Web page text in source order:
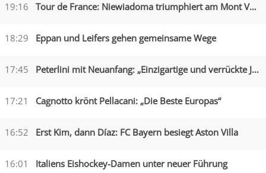
19:16 Tour de France: Niewiadoma triumphiert am Mont Ventoux
18:29 Eppan und Leifers gehen gemeinsame Wege
17:45 Peterlini mit Neuanfang: „Einzigartige und verrückte Jahre“
17:21 Cagnotto krönt Pellacani: „Die Beste Europas“
16:52 Erst Kim, dann Díaz: FC Bayern besiegt Aston Villa
16:01 Italiens Eishockey-Damen unter neuer Führung